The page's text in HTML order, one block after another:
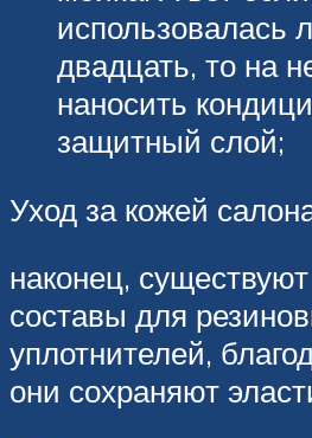
использовалась
двадцать, то на
наносить
защитный слой;
Уход за кожей
наконец,
составы для
уплотнителей,
они сохраняют